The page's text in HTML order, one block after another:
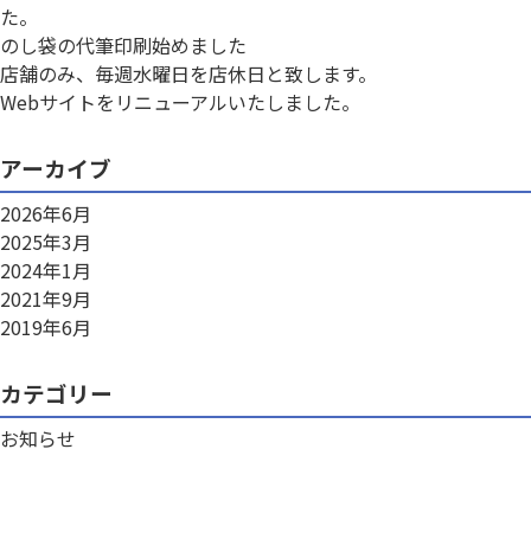
た。
のし袋の代筆印刷始めました
店舗のみ、毎週水曜日を店休日と致します。
Webサイトをリニューアルいたしました。
アーカイブ
2026年6月
2025年3月
2024年1月
2021年9月
2019年6月
カテゴリー
お知らせ